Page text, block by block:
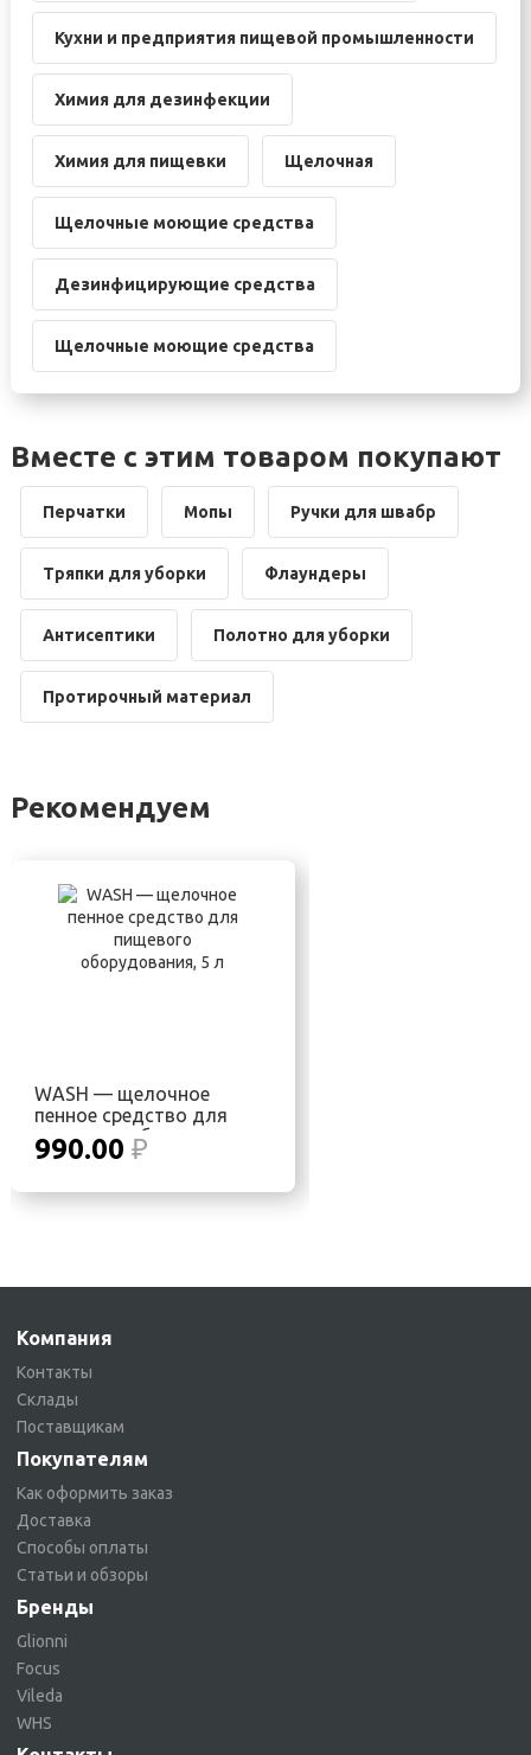
Кухни и предприятия пищевой промышленности
Химия для дезинфекции
Химия для пищевки Щелочная
Щелочные моющие средства
Дезинфицирующие средства
Щелочные моющие средства
Вместе с этим товаром покупают
Перчатки Мопы Ручки для швабр
Тряпки для уборки Флаундеры
Антисептики Полотно для уборки
Протирочный материал
Рекомендуем
WASH — щелочное
пенное средство для
пищевого оборудования,
5 л
990.00 ₽
Компания
Контакты
Склады
Поставщикам
Покупателям
Как оформить заказ
Доставка
Способы оплаты
Статьи и обзоры
Бренды
Glionni
Focus
Vileda
WHS